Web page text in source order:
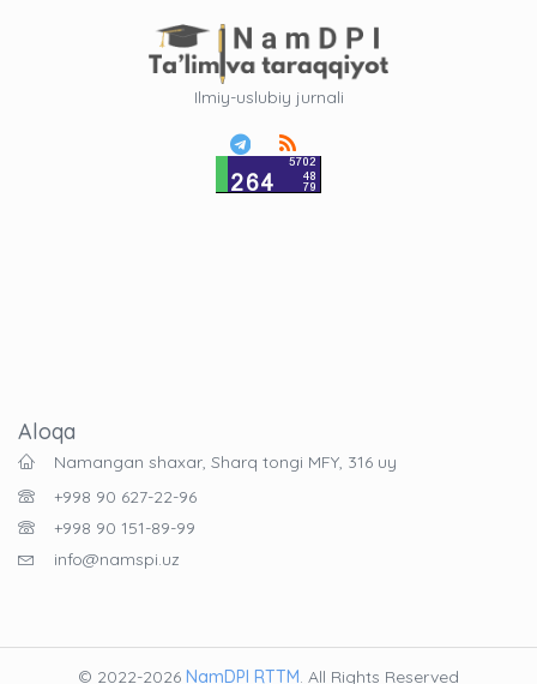
Ilmiy-uslubiy jurnali
Aloqa
Namangan shaxar, Sharq tongi MFY, 316 uy
+998 90 627-22-96
+998 90 151-89-99
info@namspi.uz
© 2022-2026 NamDPI RTTM. All Rights Reserved